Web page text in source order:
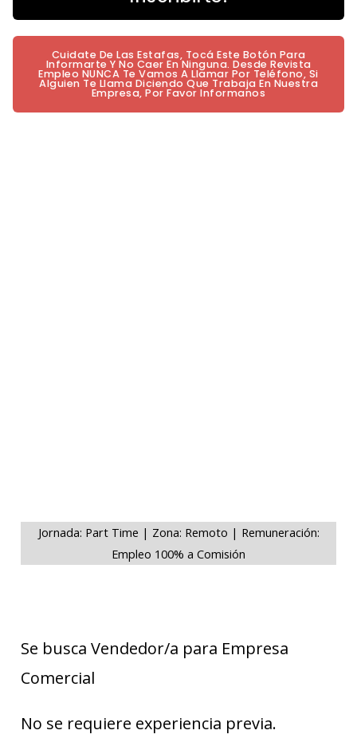
Cuidate De Las Estafas, Tocá Este Botón Para
Informarte Y No Caer En Ninguna. Desde Revista
Empleo NUNCA Te Vamos A Llamar Por Teléfono, Si
Alguien Te Llama Diciendo Que Trabaja En Nuestra
Empresa, Por Favor Informanos
Jornada: Part Time | Zona: Remoto | Remuneración:
Empleo 100% a Comisión
Se busca Vendedor/a para Empresa
Comercial
No se requiere experiencia previa.